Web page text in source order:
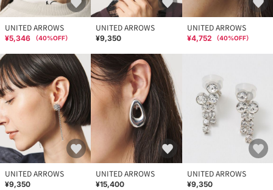
UNITED ARROWS
¥5,346 （40%OFF）
UNITED ARROWS
¥9,350
UNITED ARROWS
¥4,752 （40%OFF）
UNITED ARROWS
¥9,350
UNITED ARROWS
¥15,400
UNITED ARROWS
¥9,350